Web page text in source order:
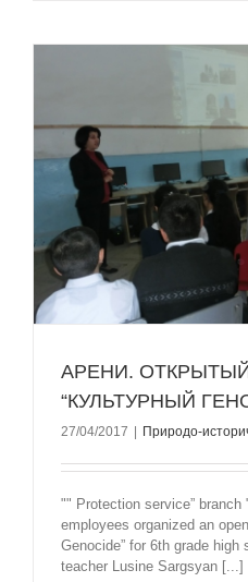
АРЕНИ.
“КУЛЬТУРНЫЙ
27/04/2017 | Природо-
"" Protection service” branch
employees organized an
Genocide” for 6th grade
teacher Lusine Sargsyan [...]